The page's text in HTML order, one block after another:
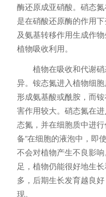
酶还原成亚硝酸。硝态
是在硝酸还原酶的作用
及氨基转移作用生成作
植物吸收利用。
植物在吸收和代谢
异。铵态氮进入植物细
形成氨基酸或酰胺，而
害作用较大。硝态氮在
态氮，并在细胞质中进
备”在细胞的液泡中，即
不会对植物产生不良影
足，植物仍能很好地生
多，后期生长发育越良
现。